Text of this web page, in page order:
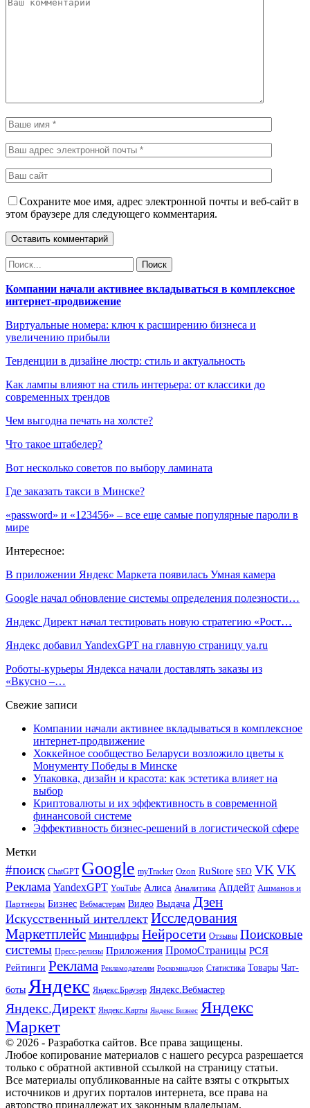
Сохраните мое имя, адрес электронной почты и веб-сайт в
этом браузере для следующего комментария.
Компании начали активнее вкладываться в комплексное
интернет-продвижение
Виртуальные номера: ключ к расширению бизнеса и
увеличению прибыли
Тенденции в дизайне люстр: стиль и актуальность
Как лампы влияют на стиль интерьера: от классики до
современных трендов
Чем выгодна печать на холсте?
Что такое штабелер?
Вот несколько советов по выбору ламината
Где заказать такси в Минске?
«password» и «123456» – все еще самые популярные пароли в
мире
Интересное:
В приложении Яндекс Маркета появилась Умная камера
Google начал обновление системы определения полезности…
Яндекс Директ начал тестировать новую стратегию «Рост…
Яндекс добавил YandexGPT на главную страницу ya.ru
Роботы-курьеры Яндекса начали доставлять заказы из
«Вкусно –…
Свежие записи
Компании начали активнее вкладываться в комплексное
интернет-продвижение
Хоккейное сообщество Беларуси возложило цветы к
Монументу Победы в Минске
Упаковка, дизайн и красота: как эстетика влияет на
выбор
Криптовалюты и их эффективность в современной
финансовой системе
Эффективность бизнес-решений в логистической сфере
Метки
#поиск ChatGPT Google myTracker Ozon RuStore SEO VK VK
Реклама YandexGPT YouTube Алиса Аналитика Апдейт Ашманов и
Партнеры Бизнес Вебмастерам Видео Выдача Дзен
Искусственный интеллект Исследования
Маркетплейс Минцифры Нейросети Отзывы Поисковые
системы Пресс-релизы Приложения ПромоСтраницы РСЯ
Рейтинги Реклама Рекламодателям Роскомнадзор Статистика Товары Чат-
боты Яндекс Яндекс.Браузер Яндекс.Вебмастер
Яндекс.Директ Яндекс.Карты Яндекс Бизнес Яндекс
Маркет
© 2026 - Разработка сайтов. Все права защищены.
Любое копирование материалов с нашего ресурса разрешается
только с обратной активной ссылкой на страницу статьи.
Все материалы опубликованные на сайте взяты с открытых
источников и других порталов интернета, все права на
авторство принадлежат их законным владельцам.